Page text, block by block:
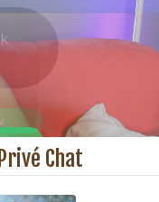
Privé Chat